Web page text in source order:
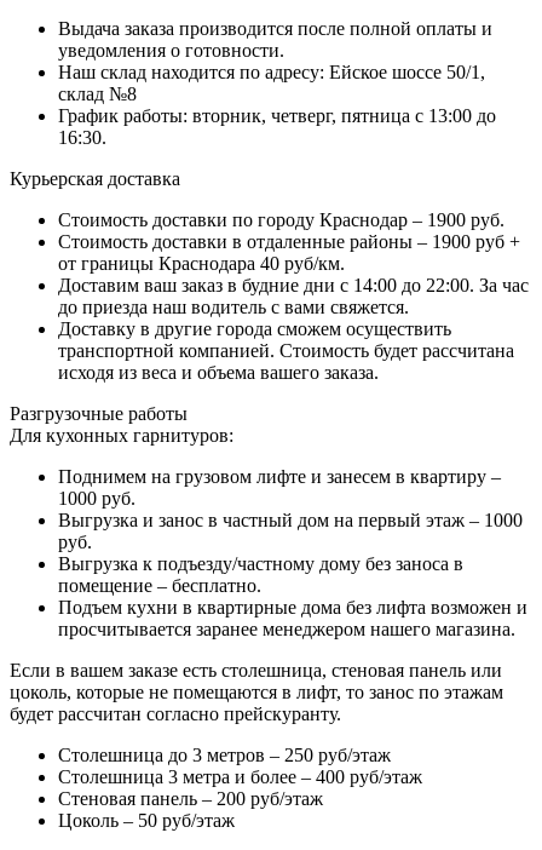
Выдача заказа производится после полной оплаты и
уведомления о готовности.
Наш склад находится по адресу: Ейское шоссе 50/1,
склад №8
График работы: вторник, четверг, пятница с 13:00 до
16:30.
Курьерская доставка
Стоимость доставки по городу Краснодар – 1900 руб.
Стоимость доставки в отдаленные районы – 1900 руб +
от границы Краснодара 40 руб/км.
Доставим ваш заказ в будние дни с 14:00 до 22:00. За час
до приезда наш водитель с вами свяжется.
Доставку в другие города сможем осуществить
транспортной компанией. Стоимость будет рассчитана
исходя из веса и объема вашего заказа.
Разгрузочные работы
Для кухонных гарнитуров:
Поднимем на грузовом лифте и занесем в квартиру –
1000 руб.
Выгрузка и занос в частный дом на первый этаж – 1000
руб.
Выгрузка к подъезду/частному дому без заноса в
помещение – бесплатно.
Подъем кухни в квартирные дома без лифта возможен и
просчитывается заранее менеджером нашего магазина.
Если в вашем заказе есть столешница, стеновая панель или
цоколь, которые не помещаются в лифт, то занос по этажам
будет рассчитан согласно прейскуранту.
Столешница до 3 метров – 250 руб/этаж
Столешница 3 метра и более – 400 руб/этаж
Стеновая панель – 200 руб/этаж
Цоколь – 50 руб/этаж